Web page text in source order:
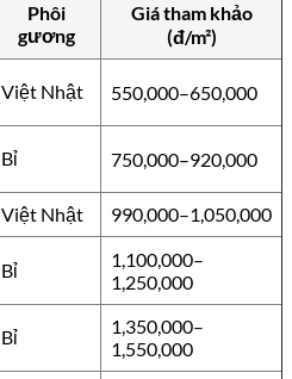
Phôi
gương
Giá tham khảo
(đ/m²)
Việt Nhật 550,000–650,000
Bỉ 750,000–920,000
Việt Nhật
990,000–1,050,000
Bỉ
1,100,000–
1,250,000
Bỉ
1,350,000–
1,550,000